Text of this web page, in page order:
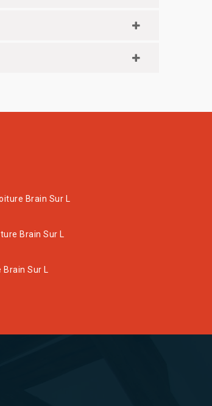
Brain Sur L
Brain Sur L
Sur L